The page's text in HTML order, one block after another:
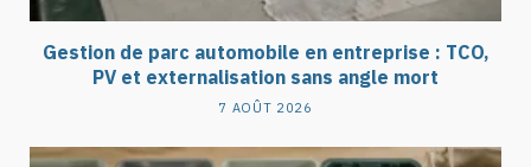
Gestion de parc automobile en entreprise : TCO,
PV et externalisation sans angle mort
7 AOÛT 2026